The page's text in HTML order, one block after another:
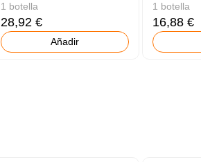
1 botella
28,92 €
Añadir
1 botella
16,88 €